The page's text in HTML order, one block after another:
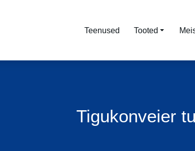
Teenused Tooted
Tigukonveier